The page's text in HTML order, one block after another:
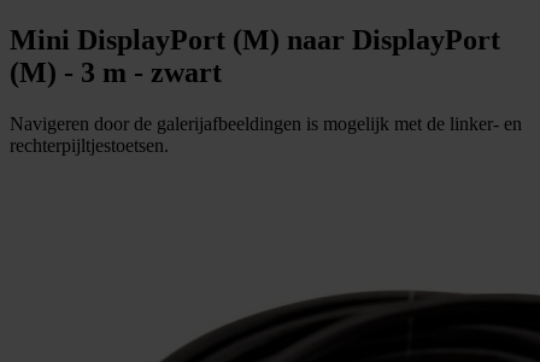
Mini DisplayPort (M) naar DisplayPort
(M) - 3 m - zwart
Navigeren door de galerijafbeeldingen is mogelijk met de linker- en
rechterpijltjestoetsen.